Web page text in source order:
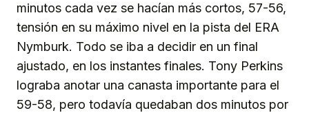
minutos cada vez se hacían más cortos, 57-56,
tensión en su máximo nivel en la pista del ERA
Nymburk. Todo se iba a decidir en un final
ajustado, en los instantes finales. Tony Perkins
lograba anotar una canasta importante para el
59-58, pero todavía quedaban dos minutos por